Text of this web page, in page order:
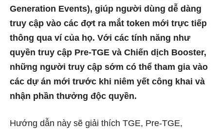
Generation Events), giúp người dùng dễ dàng
truy cập vào các đợt ra mắt token mới trực tiếp
thông qua ví của họ. Với các tính năng như
quyền truy cập Pre-TGE và Chiến dịch Booster,
những người truy cập sớm có thể tham gia vào
các dự án mới trước khi niêm yết công khai và
nhận phần thưởng độc quyền.
Hướng dẫn này sẽ giải thích TGE, Pre-TGE,